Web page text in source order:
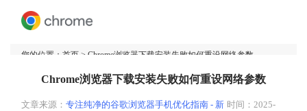
您的位置： 首页 > Chrome浏览器下载安装失败如何重设网络参数
Chrome浏览器下载安装失败如何重设网络参数
文章来源： 专注纯净的谷歌浏览器手机优化指南 - 新 时间：2025-